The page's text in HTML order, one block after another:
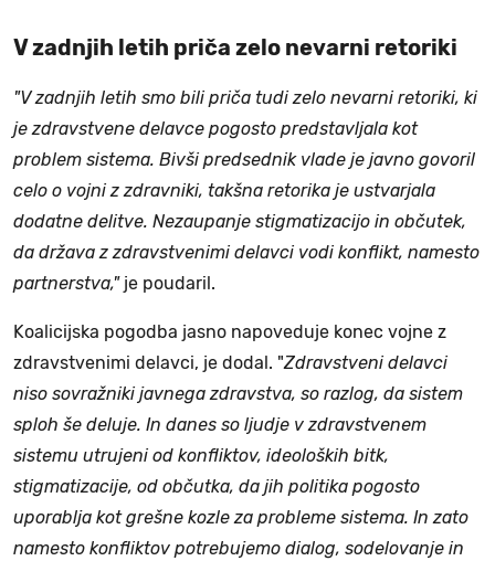
V zadnjih letih priča zelo nevarni retoriki
"V zadnjih letih smo bili priča tudi zelo nevarni retoriki, ki
je zdravstvene delavce pogosto predstavljala kot
problem sistema. Bivši predsednik vlade je javno govoril
celo o vojni z zdravniki, takšna retorika je ustvarjala
dodatne delitve. Nezaupanje stigmatizacijo in občutek,
da država z zdravstvenimi delavci vodi konflikt, namesto
partnerstva," je poudaril.
Koalicijska pogodba jasno napoveduje konec vojne z
zdravstvenimi delavci, je dodal. "Zdravstveni delavci
niso sovražniki javnega zdravstva, so razlog, da sistem
sploh še deluje. In danes so ljudje v zdravstvenem
sistemu utrujeni od konfliktov, ideoloških bitk,
stigmatizacije, od občutka, da jih politika pogosto
uporablja kot grešne kozle za probleme sistema. In zato
namesto konfliktov potrebujemo dialog, sodelovanje in